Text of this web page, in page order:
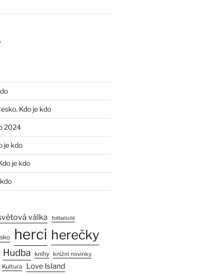
Kdo je kdo
2024
je kdo
je kdo
válka fotbalisté
herci herečky
Hudba knihy knižní novinky
Kultura Love Island